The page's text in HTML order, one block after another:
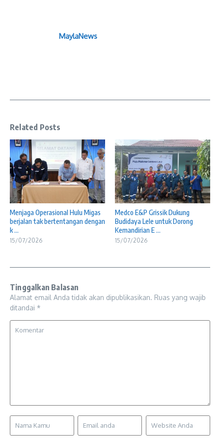
MaylaNews
Related Posts
Menjaga Operasional Hulu Migas
berjalan tak bertentangan dengan
k ...
15/07/2026
Medco E&P Grissik Dukung
Budidaya Lele untuk Dorong
Kemandirian E ...
15/07/2026
Tinggalkan Balasan
Alamat email Anda tidak akan dipublikasikan. Ruas yang wajib
ditandai *